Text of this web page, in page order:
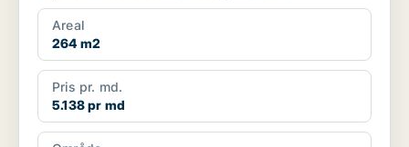
Areal
264 m2
Pris pr. md.
5.138 pr md